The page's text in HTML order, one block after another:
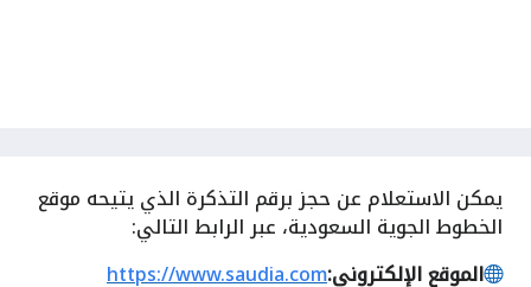
يمكن الاستعلام عن حجز برقم التذكرة الذي يتيحه موقع
الخطوط الجوية السعودية، عبر الرابط التالي:
الموقع الإلكتروني:https://www.saudia.com